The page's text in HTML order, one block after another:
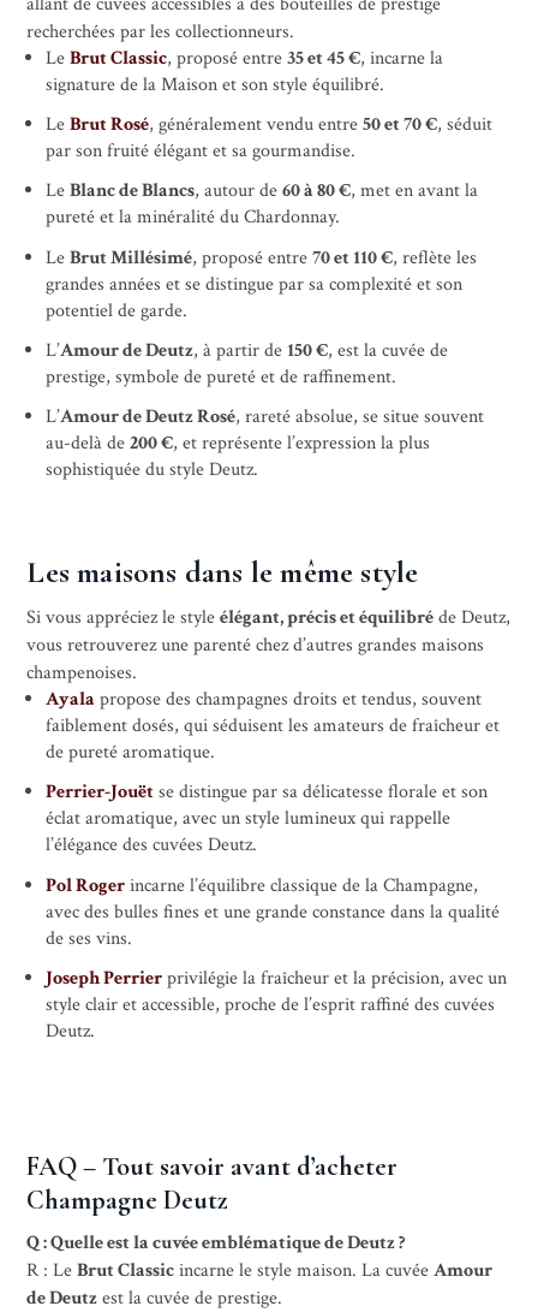
recherchées par les collectionneurs.
LeBrut Classic, proposé entre35 et 45 €, incarne la
signature de la Maison et son style équilibré.
LeBrut Rosé, généralement vendu entre50 et 70 €, séduit
par son fruité élégant et sa gourmandise.
LeBlanc de Blancs, autour de60 à 80 €, met en avant la
pureté et la minéralité du Chardonnay.
LeBrut Millésimé, proposé entre70 et 110 €, reflète les
grandes années et se distingue par sa complexité et son
potentiel de garde.
L’Amour de Deutz, à partir de150 €, est la cuvée de
prestige, symbole de pureté et de raffinement.
L’Amour de Deutz Rosé, rareté absolue, se situe souvent
au-delà de200 €, et représente l’expression la plus
sophistiquée du style Deutz.
Les maisons dans le même style
Si vous appréciez le styleélégant, précis et équilibréde Deutz,
vous retrouverez une parenté chez d’autres grandes maisons
champenoises.
Ayala propose des champagnes droits et tendus, souvent
faiblement dosés, qui séduisent les amateurs de fraîcheur et
de pureté aromatique.
Perrier-Jouëtse distingue par sa délicatesse florale et son
éclat aromatique, avec un style lumineux qui rappelle
l’élégance des cuvées Deutz.
Pol Rogerincarne l’équilibre classique de la Champagne,
avec des bulles fines et une grande constance dans la qualité
de ses vins.
Joseph Perrierprivilégie la fraîcheur et la précision, avec un
style clair et accessible, proche de l’esprit raffiné des cuvées
Deutz.
FAQ – Tout savoir avant d’acheter
Champagne Deutz
Q : Quelle est la cuvée emblématique de Deutz ?
R : LeBrut Classicincarne le style maison. La cuvéeAmour
de Deutzest la cuvée de prestige.